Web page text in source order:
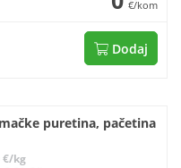
€/kom
Dodaj
puretina, pačetina
€/kg